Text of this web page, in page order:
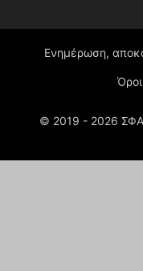
Ενημέρωση,
© 2019 - 2026